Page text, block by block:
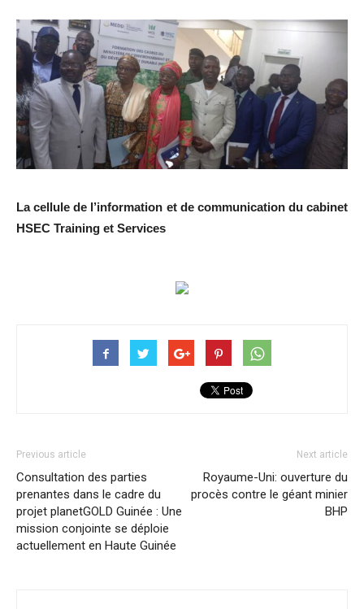
La cellule de l’information et de communication du cabinet
HSEC Training et Services
Previous article
Consultation des parties
prenantes dans le cadre du
projet planetGOLD Guinée : Une
mission conjointe se déploie
actuellement en Haute Guinée
Next article
Royaume-Uni: ouverture du
procès contre le géant minier
BHP